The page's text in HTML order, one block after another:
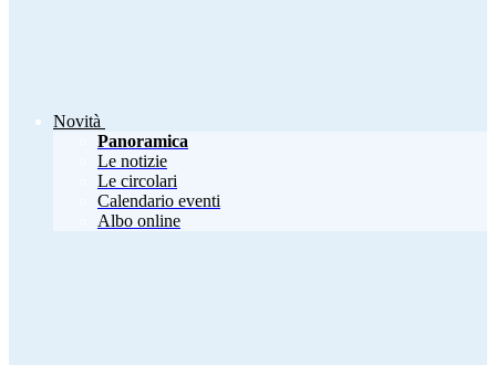
Novità
Panoramica
Le notizie
Le circolari
Calendario eventi
Albo online